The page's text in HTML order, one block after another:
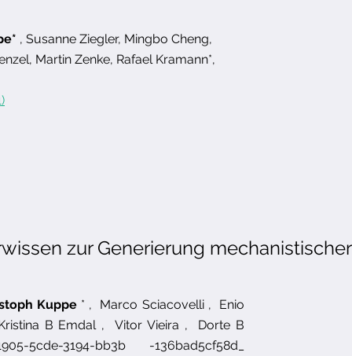
, Susanne Ziegler, Mingbo Cheng,
Martin Zenke, Rafael Kramann*,
zur Generierung mechanistischer
Kuppe* , Marco Sciacovelli, Enio
B Emdal, Vitor Vieira , Dorte B
5cde-3194-bb3b -136bad5cf58d_